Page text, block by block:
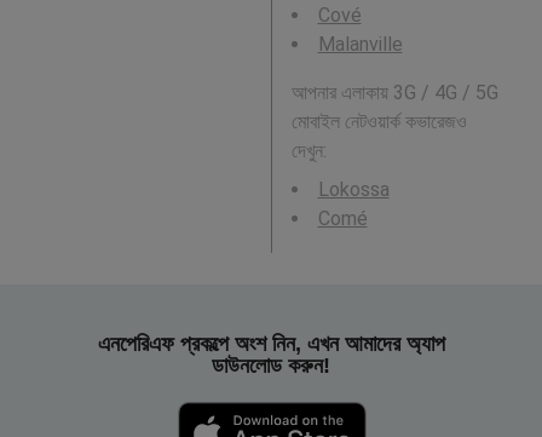
Cové
Malanville
আপনার এলাকায় 3G / 4G / 5G
মোবাইল নেটওয়ার্ক কভারেজও
দেখুন:
Lokossa
Comé
এনপেরিএফ প্রকল্পে অংশ নিন, এখন আমাদের অ্যাপ
ডাউনলোড করুন!